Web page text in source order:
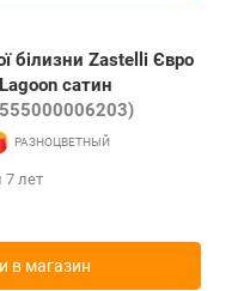
білизни Zastelli Євро
сатин
лет
в магазин